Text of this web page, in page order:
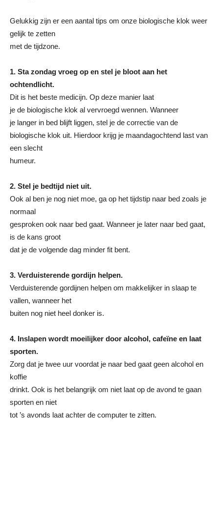
Gelukkig zijn er een aantal tips om onze biologische klok weer
gelijk te zetten
met de tijdzone.
1. Sta zondag vroeg op en stel je bloot aan het
ochtendlicht.
Dit is het beste medicijn. Op deze manier laat
je de biologische klok al vervroegd wennen. Wanneer
je langer in bed blijft liggen, stel je de correctie van de
biologische klok uit. Hierdoor krijg je maandagochtend last van
een slecht
humeur.
2. Stel je bedtijd niet uit.
Ook al ben je nog niet moe, ga op het tijdstip naar bed zoals je
normaal
gesproken ook naar bed gaat. Wanneer je later naar bed gaat,
is de kans groot
dat je de volgende dag minder fit bent.
3. Verduisterende gordijn helpen.
Verduisterende gordijnen helpen om makkelijker in slaap te
vallen, wanneer het
buiten nog niet heel donker is.
4. Inslapen wordt moeilijker door alcohol, cafeïne en laat
sporten.
Zorg dat je twee uur voordat je naar bed gaat geen alcohol en
koffie
drinkt. Ook is het belangrijk om niet laat op de avond te gaan
sporten en niet
tot ’s avonds laat achter de computer te zitten.